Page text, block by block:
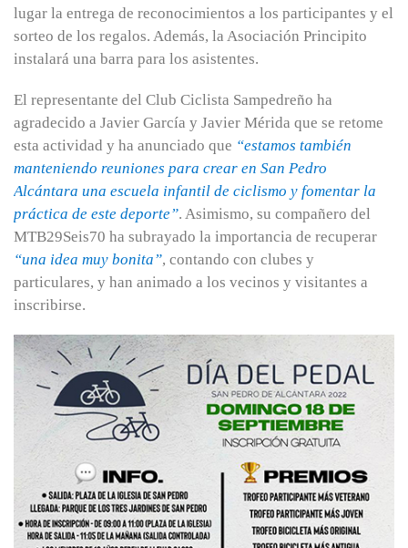
lugar la entrega de reconocimientos a los participantes y el
sorteo de los regalos. Además, la Asociación Principito
instalará una barra para los asistentes.
El representante del Club Ciclista Sampedreño ha
agradecido a Javier García y Javier Mérida que se retome
esta actividad y ha anunciado que “estamos también
manteniendo reuniones para crear en San Pedro
Alcántara una escuela infantil de ciclismo y fomentar la
práctica de este deporte”. Asimismo, su compañero del
MTB29Seis70 ha subrayado la importancia de recuperar
“una idea muy bonita”, contando con clubes y
particulares, y han animado a los vecinos y visitantes a
inscribirse.